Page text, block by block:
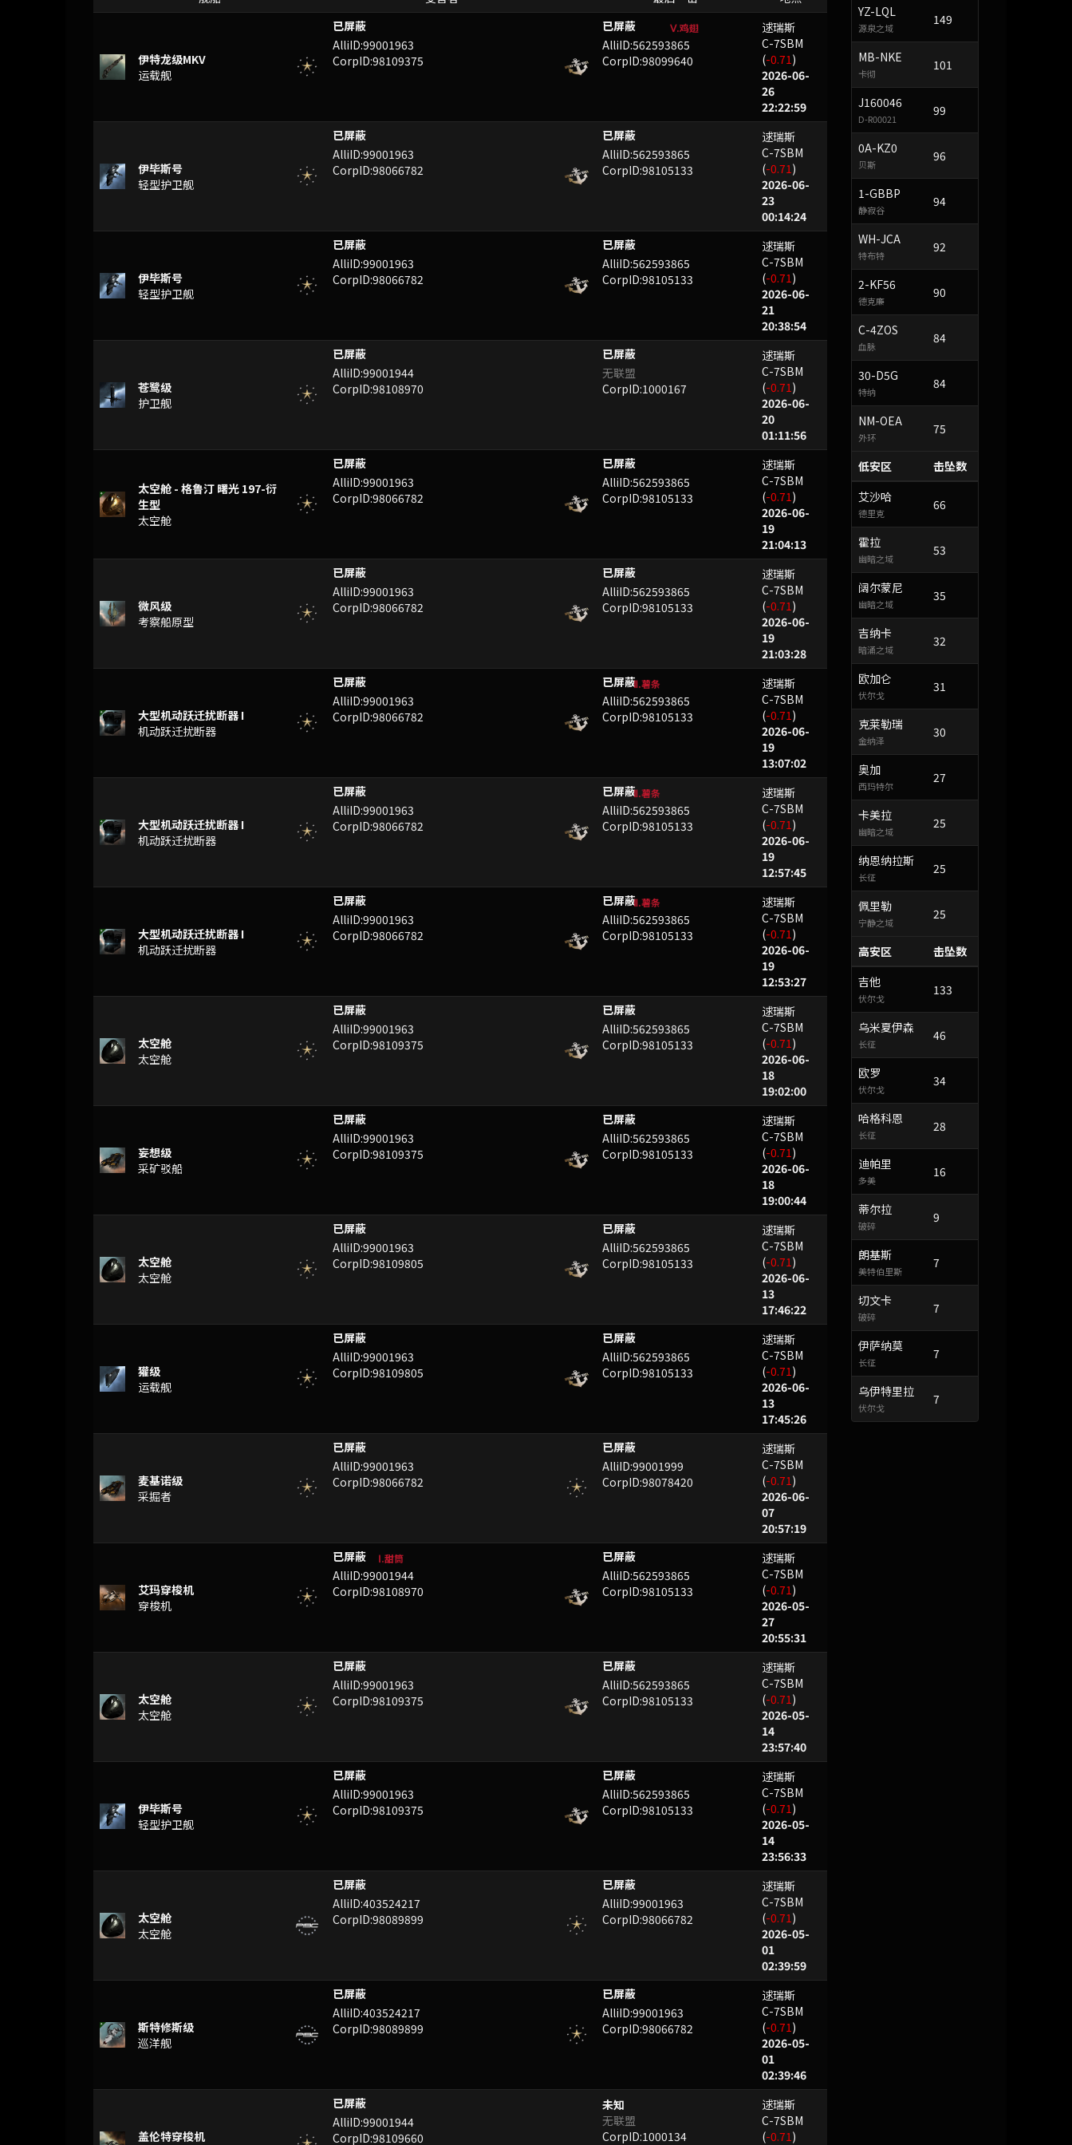
伊特龙级MKV
运载舰
ASKB
AlliID:99001963
CorpID:98109375
LUXVVK Ⅴ.鸡翅
AlliID:562593865
CorpID:98099640
逑瑞斯
C-7SBM
(-0.71)
2026-06-
26
22:22:59
伊毕斯号
轻型护卫舰
UWQLLL
AlliID:99001963
CorpID:98066782
QIY
AlliID:562593865
CorpID:98105133
逑瑞斯
C-7SBM
(-0.71)
2026-06-
23
00:14:24
伊毕斯号
轻型护卫舰
QNKN
AlliID:99001963
CorpID:98066782
QIY
AlliID:562593865
CorpID:98105133
逑瑞斯
C-7SBM
(-0.71)
2026-06-
21
20:38:54
苍鹭级
护卫舰
PVCEK
AlliID:99001944
CorpID:98108970
NPBBW
无联盟
CorpID:1000167
逑瑞斯
C-7SBM
(-0.71)
2026-06-
20
01:11:56
太空舱 - 格鲁汀 曙光 197-衍
生型
太空舱
XAYWW
AlliID:99001963
CorpID:98066782
QIY
AlliID:562593865
CorpID:98105133
逑瑞斯
C-7SBM
(-0.71)
2026-06-
19
21:04:13
微风级
考察船原型
XAYWW
AlliID:99001963
CorpID:98066782
QIY
AlliID:562593865
CorpID:98105133
逑瑞斯
C-7SBM
(-0.71)
2026-06-
19
21:03:28
大型机动跃迁扰断器 I
机动跃迁扰断器
FMTE
AlliID:99001963
CorpID:98066782
UL Ⅱ.薯条
AlliID:562593865
CorpID:98105133
逑瑞斯
C-7SBM
(-0.71)
2026-06-
19
13:07:02
大型机动跃迁扰断器 I
机动跃迁扰断器
FMTE
AlliID:99001963
CorpID:98066782
UL Ⅱ.薯条
AlliID:562593865
CorpID:98105133
逑瑞斯
C-7SBM
(-0.71)
2026-06-
19
12:57:45
大型机动跃迁扰断器 I
机动跃迁扰断器
FMTE
AlliID:99001963
CorpID:98066782
UL Ⅱ.薯条
AlliID:562593865
CorpID:98105133
逑瑞斯
C-7SBM
(-0.71)
2026-06-
19
12:53:27
太空舱
太空舱
n]F-.wO%8kwIKk=
AlliID:99001963
CorpID:98109375
QIY
AlliID:562593865
CorpID:98105133
逑瑞斯
C-7SBM
(-0.71)
2026-06-
18
19:02:00
妄想级
采矿驳船
n]F-.wO%8kwIKk=
AlliID:99001963
CorpID:98109375
QIY
AlliID:562593865
CorpID:98105133
逑瑞斯
C-7SBM
(-0.71)
2026-06-
18
19:00:44
太空舱
太空舱
CXHP8ayMyrx-Fbk
AlliID:99001963
CorpID:98109805
QIY
AlliID:562593865
CorpID:98105133
逑瑞斯
C-7SBM
(-0.71)
2026-06-
13
17:46:22
獾级
运载舰
CXHP8ayMyrx-Fbk
AlliID:99001963
CorpID:98109805
QIY
AlliID:562593865
CorpID:98105133
逑瑞斯
C-7SBM
(-0.71)
2026-06-
13
17:45:26
麦基诺级
采掘者
VJNX
AlliID:99001963
CorpID:98066782
DDDDD
AlliID:99001999
CorpID:98078420
逑瑞斯
C-7SBM
(-0.71)
2026-06-
07
20:57:19
艾玛穿梭机
穿梭机
RNLP Ⅰ.甜筒
AlliID:99001944
CorpID:98108970
EKII
AlliID:562593865
CorpID:98105133
逑瑞斯
C-7SBM
(-0.71)
2026-05-
27
20:55:31
太空舱
太空舱
VNIIZ
AlliID:99001963
CorpID:98109375
NPIXN
AlliID:562593865
CorpID:98105133
逑瑞斯
C-7SBM
(-0.71)
2026-05-
14
23:57:40
伊毕斯号
轻型护卫舰
VNIIZ
AlliID:99001963
CorpID:98109375
NPIXN
AlliID:562593865
CorpID:98105133
逑瑞斯
C-7SBM
(-0.71)
2026-05-
14
23:56:33
太空舱
太空舱
TYYUPY
AlliID:403524217
CorpID:98089899
oLFrSBz8^%zF9K3vr??M
AlliID:99001963
CorpID:98066782
逑瑞斯
C-7SBM
(-0.71)
2026-05-
01
02:39:59
斯特修斯级
巡洋舰
TYYUPY
AlliID:403524217
CorpID:98089899
oLFrSBz8^%zF9K3vr??M
AlliID:99001963
CorpID:98066782
逑瑞斯
C-7SBM
(-0.71)
2026-05-
01
02:39:46
盖伦特穿梭机
KL
AlliID:99001944
CorpID:98109660
未知
无联盟
CorpID:1000134
逑瑞斯
C-7SBM
(-0.71)
YZ-LQL
源泉之域
149
MB-NKE
卡彻
101
J160046
D-R00021
99
0A-KZ0
贝斯
96
1-GBBP
静寂谷
94
WH-JCA
特布特
92
2-KF56
德克廉
90
C-4ZOS
血脉
84
30-D5G
特纳
84
NM-OEA
外环
75
低安区
击坠数
艾沙哈
德里克
66
霍拉
幽暗之域
53
阔尔蒙尼
幽暗之域
35
吉纳卡
暗涌之域
32
欧加仑
伏尔戈
31
克莱勒瑞
金纳泽
30
奥加
西玛特尔
27
卡美拉
幽暗之域
25
纳恩纳拉斯
长征
25
佩里勒
宁静之域
25
高安区
击坠数
吉他
伏尔戈
133
乌米夏伊森
长征
46
欧罗
伏尔戈
34
哈格科恩
长征
28
迪帕里
多美
16
蒂尔拉
破碎
9
朗基斯
美特伯里斯
7
切文卡
破碎
7
伊萨纳莫
长征
7
乌伊特里拉
伏尔戈
7